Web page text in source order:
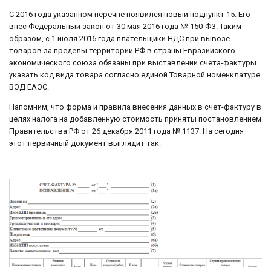
С 2016 года указанном перечне появился новый подпункт 15. Его
внес Федеральный закон от 30 мая 2016 года № 150-ФЗ. Таким
образом, с 1 июля 2016 года плательщики НДС при вывозе
товаров за пределы территории РФ в страны Евразийского
экономического союза обязаны при выставлении счета-фактуры
указать код вида товара согласно единой Товарной номенклатуре
ВЭД ЕАЭС.
Напомним, что форма и правила внесения данных в счет-фактуру в
целях налога на добавленную стоимость приняты постановлением
Правительства РФ от 26 декабря 2011 года № 1137. На сегодня
этот первичный документ выглядит так: